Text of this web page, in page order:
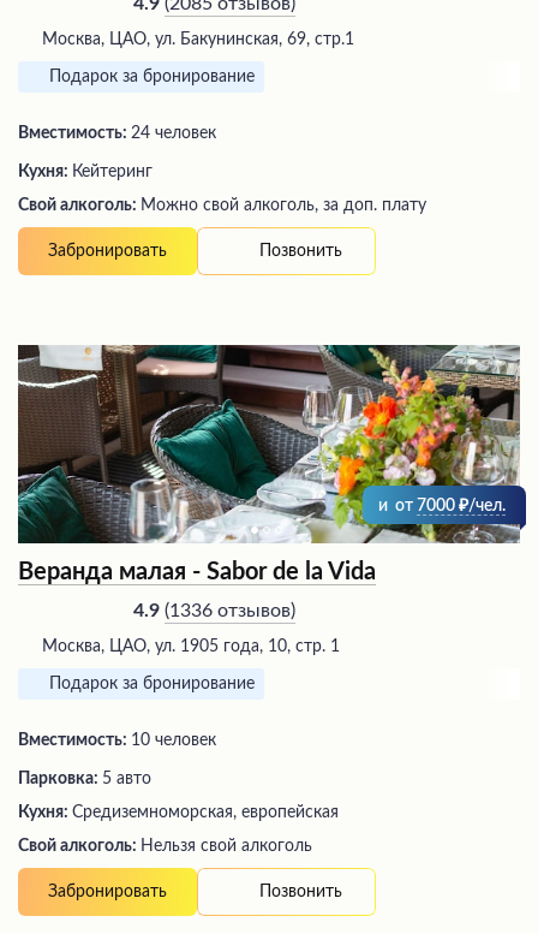
4.9
Москва, ЦАО, ул. Бакунинская, 69, стр.1
Подарок за бронирование
Вместимость: 24 человек
Кухня: Кейтеринг
Свой алкоголь: Можно свой алкоголь, за доп. плату
Забронировать Позвонить
и от 7000 /чел.
Веранда малая - Sabor de la Vida
4.9 (1336 отзывов)
Москва, ЦАО, ул. 1905 года, 10, стр. 1
Подарок за бронирование
Вместимость: 10 человек
Парковка: 5 авто
Кухня: Средиземноморская, европейская
Свой алкоголь: Нельзя свой алкоголь
Забронировать Позвонить